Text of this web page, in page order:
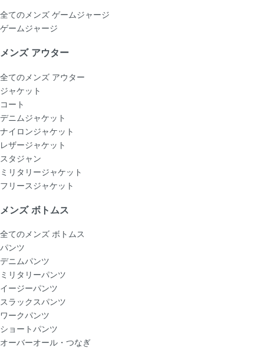
全てのメンズ ゲームジャージ
ゲームジャージ
メンズ アウター
全てのメンズ アウター
ジャケット
コート
デニムジャケット
ナイロンジャケット
レザージャケット
スタジャン
ミリタリージャケット
フリースジャケット
メンズ ボトムス
全てのメンズ ボトムス
パンツ
デニムパンツ
ミリタリーパンツ
イージーパンツ
スラックスパンツ
ワークパンツ
ショートパンツ
オーバーオール・つなぎ